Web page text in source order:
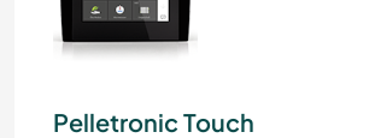
Pelletronic Touch